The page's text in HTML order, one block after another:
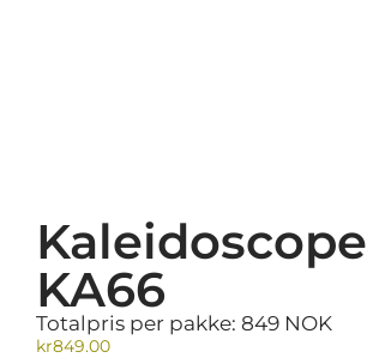
Kaleidoscope
KA66
Totalpris per pakke: 849 NOK
kr849.00